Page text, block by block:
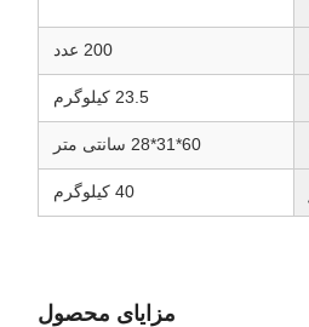
200 عدد
23.5 کیلوگرم
60*31*28 سانتی متر
40 کیلوگرم
مزایای محصول